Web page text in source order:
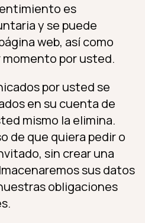
es
y se puede
web, así como
por usted.
por usted se
en su cuenta de
mismo la elimina.
de que quiera pedir o
sin crear una
sus datos
obligaciones